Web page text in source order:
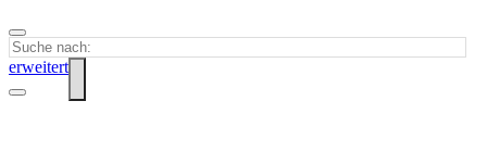
erweitert